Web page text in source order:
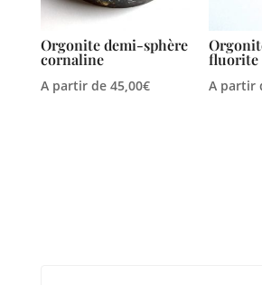
Orgonite demi-sphère
cornaline
A partir de 45,00€
fluorite
A partir